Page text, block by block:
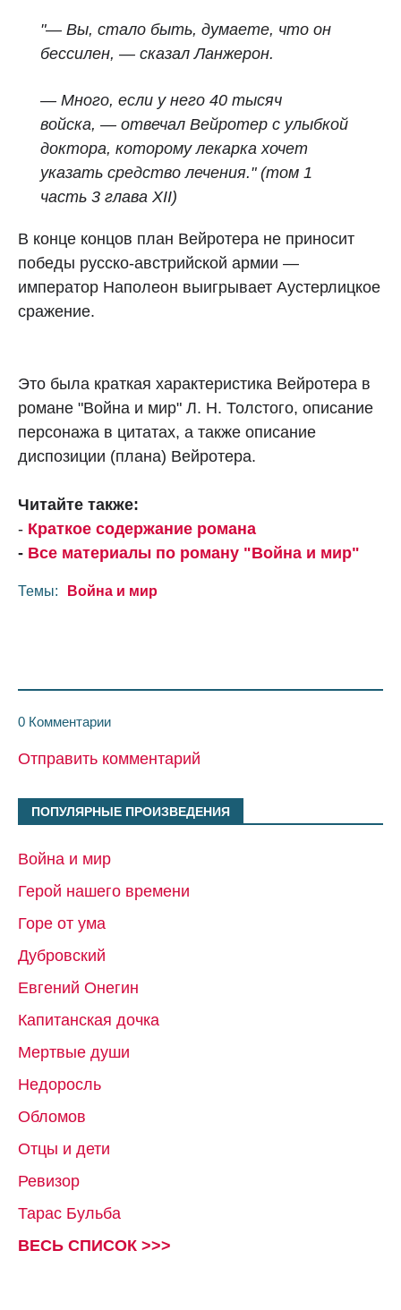
"— Вы, стало быть, думаете, что он
бессилен, — сказал Ланжерон.
— Много, если у него 40 тысяч
войска, — отвечал Вейротер с улыбкой
доктора, которому лекарка хочет
указать средство лечения." (том 1
часть 3 глава XII)
В конце концов план Вейротера не приносит
победы русско-австрийской армии —
император Наполеон выигрывает Аустерлицкое
сражение.
Это была краткая характеристика Вейротера в
романе "Война и мир" Л. Н. Толстого, описание
персонажа в цитатах, а также описание
диспозиции (плана) Вейротера.
Читайте также:
- Краткое содержание романа
- Все материалы по роману "Война и мир"
Темы: Война и мир
0 Комментарии
Отправить комментарий
ПОПУЛЯРНЫЕ ПРОИЗВЕДЕНИЯ
Война и мир
Герой нашего времени
Горе от ума
Дубровский
Евгений Онегин
Капитанская дочка
Мертвые души
Недоросль
Обломов
Отцы и дети
Ревизор
Тарас Бульба
ВЕСЬ СПИСОК >>>